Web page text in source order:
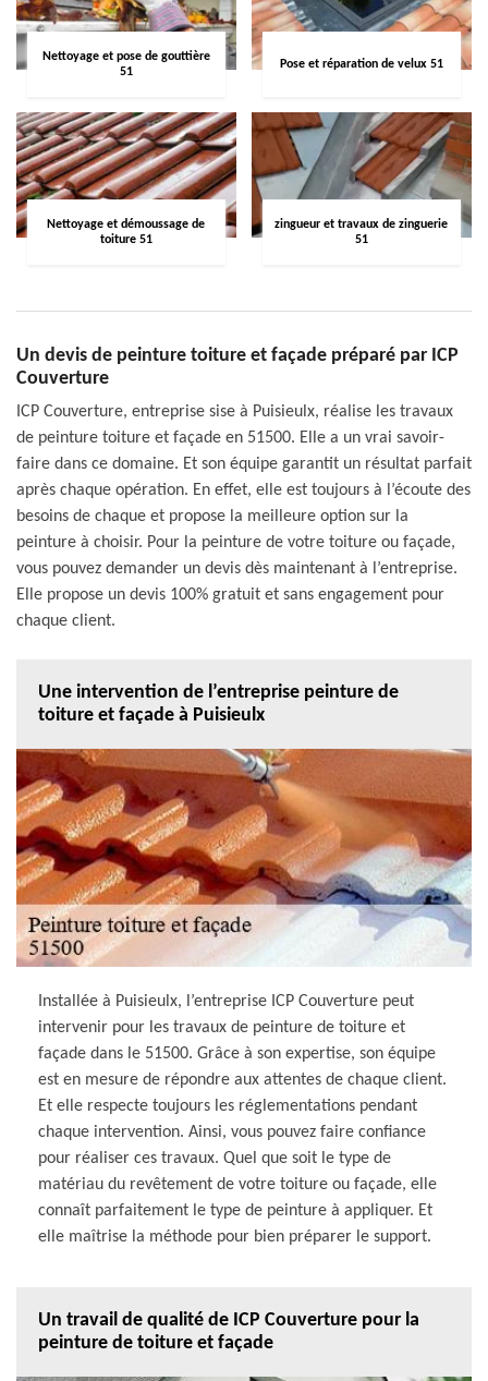
Nettoyage et pose de gouttière
51
Pose et réparation de velux 51
Nettoyage et démoussage de
toiture 51
zingueur et travaux de zinguerie
51
Un devis de peinture toiture et façade préparé par ICP
Couverture
ICP Couverture, entreprise sise à Puisieulx, réalise les travaux
de peinture toiture et façade en 51500. Elle a un vrai savoir-
faire dans ce domaine. Et son équipe garantit un résultat parfait
après chaque opération. En effet, elle est toujours à l’écoute des
besoins de chaque et propose la meilleure option sur la
peinture à choisir. Pour la peinture de votre toiture ou façade,
vous pouvez demander un devis dès maintenant à l’entreprise.
Elle propose un devis 100% gratuit et sans engagement pour
chaque client.
Une intervention de l’entreprise peinture de
toiture et façade à Puisieulx
Installée à Puisieulx, l’entreprise ICP Couverture peut
intervenir pour les travaux de peinture de toiture et
façade dans le 51500. Grâce à son expertise, son équipe
est en mesure de répondre aux attentes de chaque client.
Et elle respecte toujours les réglementations pendant
chaque intervention. Ainsi, vous pouvez faire confiance
pour réaliser ces travaux. Quel que soit le type de
matériau du revêtement de votre toiture ou façade, elle
connaît parfaitement le type de peinture à appliquer. Et
elle maîtrise la méthode pour bien préparer le support.
Un travail de qualité de ICP Couverture pour la
peinture de toiture et façade